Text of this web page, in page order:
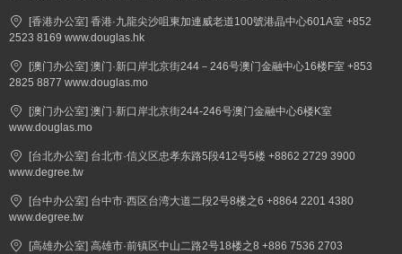
[香港办公室] 香港·九龍尖沙咀東加連威老道100號港晶中心601A室 +852
2523 8169 www.douglas.hk
[澳门办公室] 澳门·新口岸北京街244－246号澳门金融中心16楼F室 +853
2825 8877 www.douglas.mo
[澳门办公室] 澳门·新口岸北京街244-246号澳门金融中心6楼K室
www.douglas.mo
[台北办公室] 台北市·信义区忠孝东路5段412号5楼 +8862 2729 3900
www.degree.tw
[台中办公室] 台中市·西区台湾大道二段2号8楼之6 +8864 2201 4380
www.degree.tw
[高雄办公室] 高雄市·前镇区中山二路2号18楼之8 +886 7536 2703